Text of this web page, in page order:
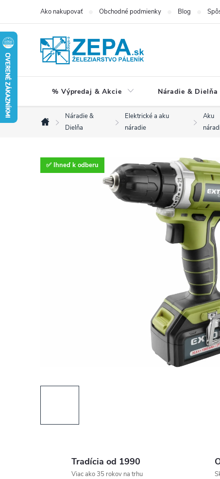
obsah
Ako nakupovať Obchodné podmienky Blog
% Výpredaj & Akcie Náradie & Dielňa
Domov
Náradie &
Dielňa
Elektrické a aku
náradie
Aku
✅ Ihneď k odberu
Tradícia od 1990
Viac ako 35 rokov na trhu